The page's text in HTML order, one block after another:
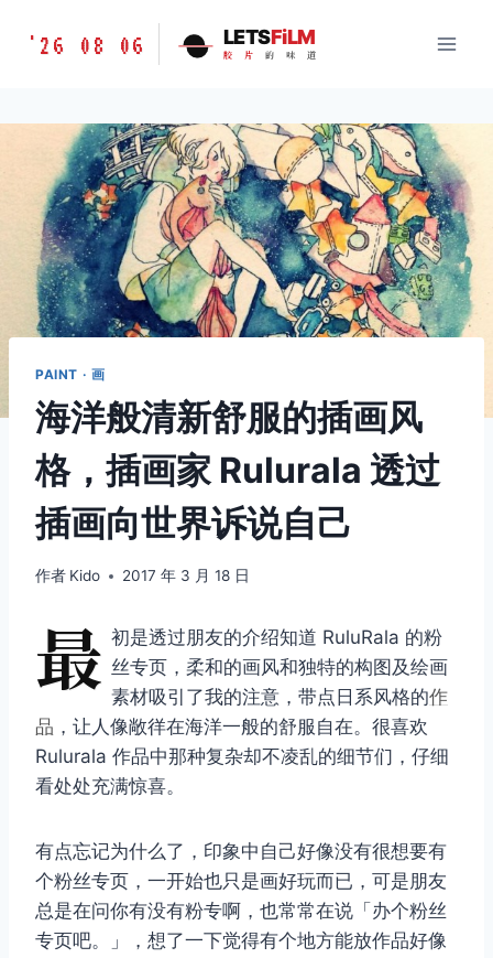
胶
味
LETSFILM
'26 08 06 LETSFiLM
胶 片 的 味 道
PAINT · 画
海洋般清新舒服的插画风
格，插画家 Rulurala 透过
插画向世界诉说自己
作者 Kido 2017 年 3 月 18 日
最 初是透过朋友的介绍知道 RuluRala 的粉
丝专页，柔和的画风和独特的构图及绘画
素材吸引了我的注意，带点日系风格的作
品 ，让人像敞徉在海洋一般的舒服自在。很喜欢
Rulurala 作品中那种复杂却不凌乱的细节们，仔细
看处处充满惊喜。
有点忘记为什么了，印象中自己好像没有很想要有
个粉丝专页，一开始也只是画好玩而已，可是朋友
总是在问你有没有粉专啊，也常常在说「办个粉丝
专页吧。」，想了一下觉得有个地方能放作品好像